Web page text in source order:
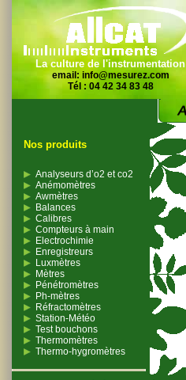
La culture de l'instrumentation
email: info@mesurez.com
Tél : 04 42 34 83 48
Nos produits
Analyseurs d’o2 et co2
Anémomètres
Awmètres
Balances
Calibres
Compteurs à main
Electrochimie
Enregistreurs
Luxmètres
Mètres
Pénétromètres
Ph-mètres
Réfractomètres
Station-Météo
Test bouchons
Thermomètres
Thermo-hygromètres